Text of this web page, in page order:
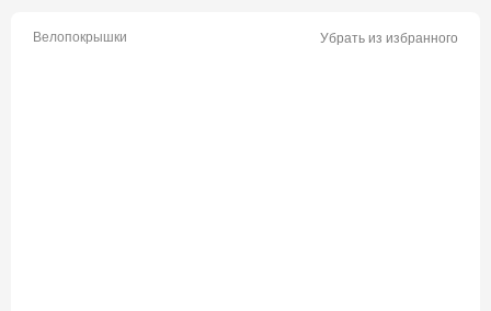
Велопокрышки Убрать из избранного